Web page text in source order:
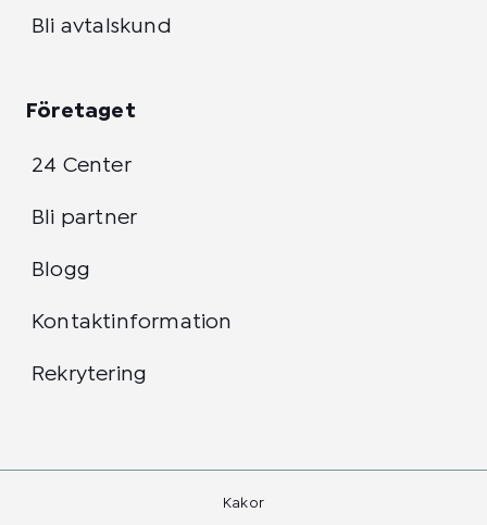
Bli avtalskund
Företaget
24 Center
Bli partner
Blogg
Kontaktinformation
Rekrytering
Kakor